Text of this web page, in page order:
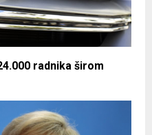
radnika širom